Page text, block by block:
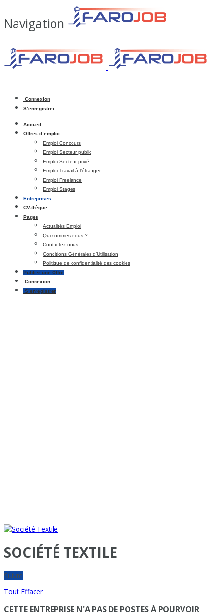
Navigation
Connexion
S’enregistrer
Accueil
Offres d’emploi
Emploi Concours
Emploi Secteur public
Emploi Secteur privé
Emploi Travail à l’étranger
Emploi Freelance
Emploi Stages
Entreprises
CV-thèque
Pages
Actualités Emploi
Qui sommes nous ?
Contactez nous
Conditions Générales d’Utilisation
Politique de confidentialité des cookies
Publier une Offre
Connexion
S’enregistrer
SOCIÉTÉ TEXTILE
Suivre
Tout Effacer
CETTE ENTREPRISE N'A PAS DE POSTES À POURVOIR